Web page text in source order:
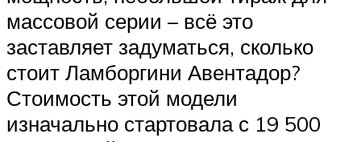
массовой серии – всё это
заставляет задуматься, сколько
стоит Ламборгини Авентадор?
Стоимость этой модели
изначально стартовала с 19 500